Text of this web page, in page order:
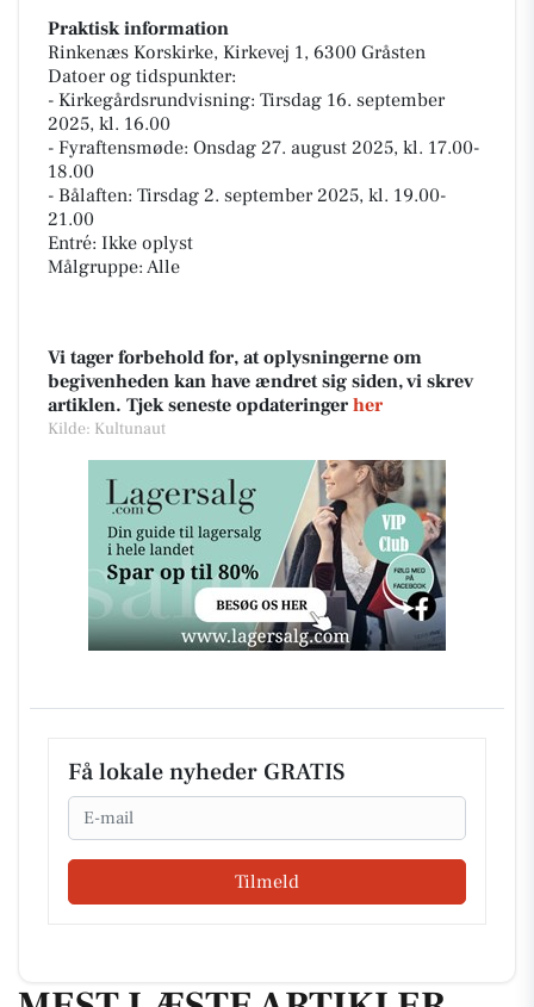
Praktisk information
Rinkenæs Korskirke, Kirkevej 1, 6300 Gråsten
Datoer og tidspunkter:
- Kirkegårdsrundvisning: Tirsdag 16. september
2025, kl. 16.00
- Fyraftensmøde: Onsdag 27. august 2025, kl. 17.00-
18.00
- Bålaften: Tirsdag 2. september 2025, kl. 19.00-
21.00
Entré: Ikke oplyst
Målgruppe: Alle
Vi tager forbehold for, at oplysningerne om
begivenheden kan have ændret sig siden, vi skrev
artiklen. Tjek seneste opdateringer her
Kilde: Kultunaut
Få lokale nyheder GRATIS
Email
Tilmeld